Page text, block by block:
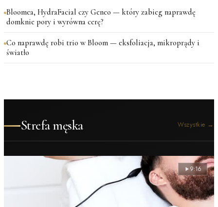
Bloomea, HydraFacial czy Geneo — który zabieg naprawdę
domknie pory i wyrówna cerę?
Co naprawdę robi trio w Bloom — eksfoliacja, mikroprądy i
światło
Strefa męska Wszystkie →
9:16